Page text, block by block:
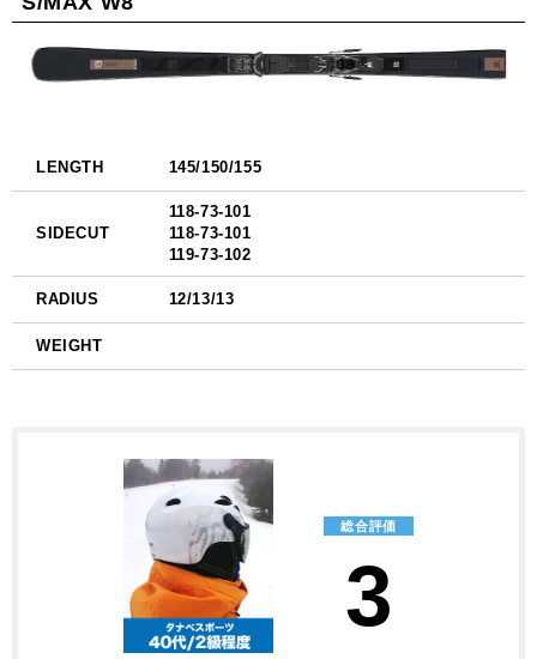
LENGTH 145/150/155
SIDECUT
118-73-101
118-73-101
119-73-102
RADIUS 12/13/13
WEIGHT
総合評価
3